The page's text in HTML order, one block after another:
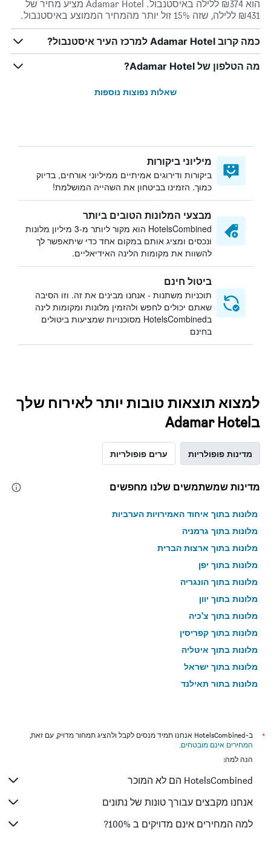
הוא ₪374 ללילה באיסטנבול. Adamar Hotel מציע מחיר של
₪431 ללילה, שזה 15% זול יותר מהמחיר הממוצע באיסטנבול.
כמה קרוב Adamar Hotel למרכז העיר איסטנבול?
מה הטלפון של Adamar Hotel?
שאלות נפוצות נוספות
מיליוני ביקורות
ביקורות ודירוגים אמיתיים ממיליוני אורחים, בדיוק
כמוך. הזמינו בביטחון את השהייה המושלמת!
מבצעי המלונות הטובים ביותר
HotelsCombined הוא מקור ליותר מ-3 מיליון מלונות
ונכסים ומציג אותם במקום אחד כדי שיתאפשר לך
להשוות את מקומות הלינה האידיאליים.
ביטול חינם
תוכניות משתנות - אנחנו מבינים את זה. וזו הסיבה
שאתם יכולים לחפש ולהזמין מלונות ומקומות לינה
בHotelsCombined מסוכנויות שמציעות ביטולים
בחינם
למצוא תוצאות טובות יותר לאירוח שלך
בAdamar Hotel
מדינות פופולריות ערים פופולריות
מדינות שמשתמשים שלנו מחפשים
מלונות בתוך איחוד האמירויות הערביות
מלונות בתוך גרמניה
מלונות בתוך ארצות הברית
מלונות בתוך יפן
מלונות בתוך הונגריה
מלונות בתוך יוון
מלונות בתוך צ'כיה
מלונות בתוך קפריסין
מלונות בתוך איטליה
מלונות בתוך ישראל
מלונות בתוך תאילנד
*
ב-HotelsCombined אנחנו תמיד מנסים לקבל ולהציג תמחור מדויק, עם זאת,
המחירים אינם מובטחים.
הנה למה:
HotelsCombined הם לא המוכר
אנחנו מקבצים עבורך טונות של נתונים
למה המחירים אינם מדויקים ב 100%?